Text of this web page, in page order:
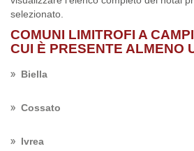
selezionato.
COMUNI LIMITROFI A
CUI È PRESENTE ALMENO
Biella
Cossato
Ivrea